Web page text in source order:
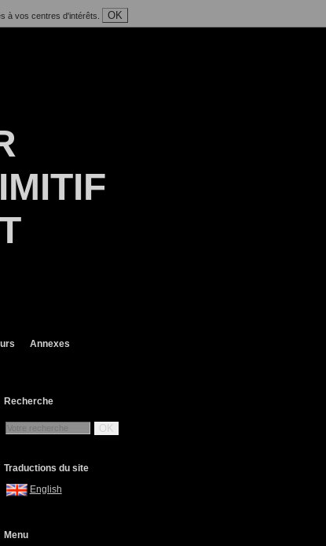
à vos centres d'intérêts. OK
Annexes
Recherche
OK
Traductions du site
English
Menu